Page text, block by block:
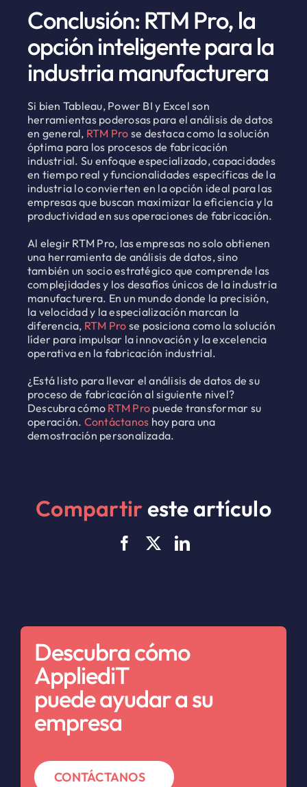
Conclusión: RTM Pro, la
opción inteligente para la
industria manufacturera
Si bien Tableau, Power BI y Excel son
herramientas poderosas para el análisis de datos
en general, RTM Pro se destaca como la solución
óptima para los procesos de fabricación
industrial. Su enfoque especializado, capacidades
en tiempo real y funcionalidades específicas de la
industria lo convierten en la opción ideal para las
empresas que buscan maximizar la eficiencia y la
productividad en sus operaciones de fabricación.
Al elegir RTM Pro, las empresas no solo obtienen
una herramienta de análisis de datos, sino
también un socio estratégico que comprende las
complejidades y los desafíos únicos de la industria
manufacturera. En un mundo donde la precisión,
la velocidad y la especialización marcan la
diferencia, RTM Pro se posiciona como la solución
líder para impulsar la innovación y la excelencia
operativa en la fabricación industrial.
¿Está listo para llevar el análisis de datos de su
proceso de fabricación al siguiente nivel?
Descubra cómo RTM Pro puede transformar su
operación. Contáctanos hoy para una
demostración personalizada.
Compartireste artículo
Descubra cómo
AppliediT
puede ayudar a su
empresa
CONTÁCTANOS